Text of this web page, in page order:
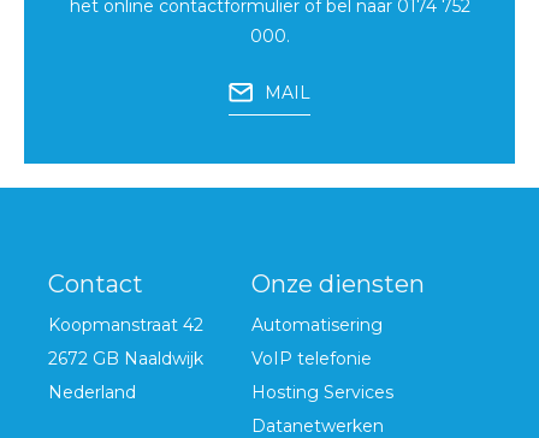
het online contactformulierof bel naar 0174 752
000.
MAIL
Contact
Koopmanstraat 42
2672 GB Naaldwijk
Nederland
Onze diensten
Automatisering
VoIP telefonie
Hosting Services
Datanetwerken